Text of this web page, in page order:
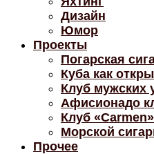
Дизайн
Юмор
Проекты
Погарская
Куба как
Клуб мужских
Афисионадо
Клуб «Carmen»
Морской
Прочее